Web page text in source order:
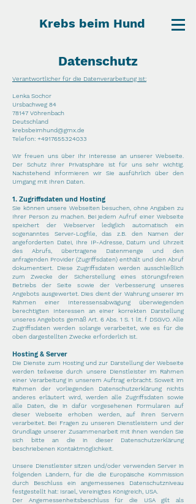
Krebs beim Hund
Datenschutz
Verantwortlicher für die Datenverarbeitung ist:
Lenka Sochor
Ursbachweg 84
78147 Vöhrenbach
Deutschland
krebsbeimhund@gmx.de
Telefon: +4917655324033
Wir freuen uns über Ihr Interesse an unserer Webseite.
Der Schutz Ihrer Privatsphäre ist für uns sehr wichtig.
Nachstehend informieren wir Sie ausführlich über den
Umgang mit Ihren Daten.
1. Zugriffsdaten und Hosting
Sie können unsere Webseiten besuchen, ohne Angaben zu
Ihrer Person zu machen. Bei jedem Aufruf einer Webseite
speichert der Webserver lediglich automatisch ein
sogenanntes Server-Logfile, das z.B. den Namen der
angeforderten Datei, Ihre IP-Adresse, Datum und Uhrzeit
des Abrufs, übertragene Datenmenge und den
anfragenden Provider (Zugriffsdaten) enthält und den Abruf
dokumentiert. Diese Zugriffsdaten werden ausschließlich
zum Zwecke der Sicherstellung eines störungsfreien
Betriebs der Seite sowie der Verbesserung unseres
Angebots ausgewertet. Dies dient der Wahrung unserer im
Rahmen einer Interessensabwägung überwiegenden
berechtigten Interessen an einer korrekten Darstellung
unseres Angebots gemäß Art. 6 Abs. 1 S. 1 lit. f DSGVO. Alle
Zugriffsdaten werden solange verarbeitet, wie es für die
oben dargestellten Zwecke erforderlich ist.
Hosting & Server
Die Dienste zum Hosting und zur Darstellung der Webseite
werden teilweise durch unsere Dienstleister im Rahmen
einer Verarbeitung in unserem Auftrag erbracht. Soweit im
Rahmen der vorliegenden Datenschutzerklärung nichts
anderes erläutert wird, werden alle Zugriffsdaten sowie
alle Daten, die in dafür vorgesehenen Formularen auf
dieser Webseite erhoben werden, auf ihren Servern
verarbeitet. Bei Fragen zu unseren Dienstleistern und der
Grundlage unserer Zusammenarbeit mit ihnen wenden Sie
sich bitte an die in dieser Datenschutzerklärung
beschriebenen Kontaktmöglichkeit.
Unsere Dienstleister sitzen und/oder verwenden Server in
folgenden Ländern, für die die Europäische Kommission
durch Beschluss ein angemessenes Datenschutzniveau
festgestellt hat: Israel, Vereinigtes Königreich, USA.
Der Angemessenheitsbeschluss für die USA gilt als